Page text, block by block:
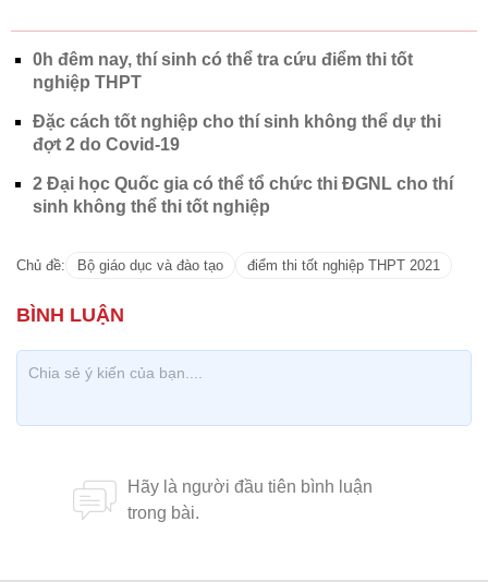
0h đêm nay, thí sinh có thể tra cứu điểm thi tốt
nghiệp THPT
Đặc cách tốt nghiệp cho thí sinh không thể dự thi
đợt 2 do Covid-19
2 Đại học Quốc gia có thể tổ chức thi ĐGNL cho thí
sinh không thể thi tốt nghiệp
Chủ đề: Bộ giáo dục và đào tạo điểm thi tốt nghiệp THPT 2021